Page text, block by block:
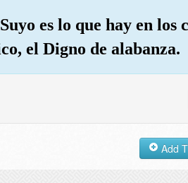
es lo que hay en
el Digno de alabanza.